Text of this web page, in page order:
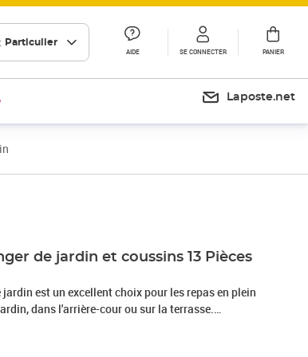
Particulier
AIDE SE CONNECTER PANIER
Laposte.net
de jardin et coussins 13 Pièces
est un excellent choix pour les repas en plein
dans l'arrière-cour ou sur la terrasse.
connue sous le nom de poly rotin, est